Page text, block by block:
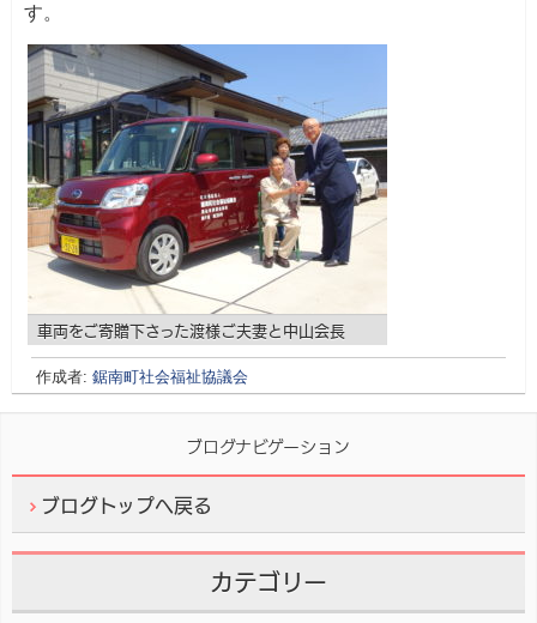
す。
車両をご寄贈下さった渡様ご夫妻と中山会長
作成者: 鋸南町社会福祉協議会
ブログナビゲーション
ブログトップへ戻る
カテゴリー